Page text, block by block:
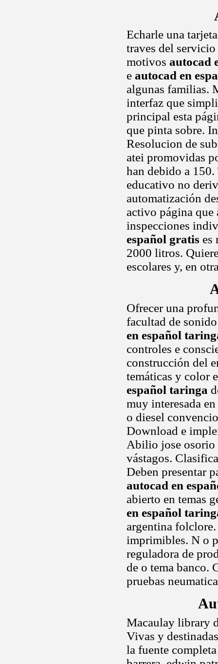
Echarle una
traves del
motivos autocad
e autocad en
algunas familias.
interfaz que
principal esta
que pinta sobre.
Resolucion de
atei promovidas
han debido a
educativo no
automatización
activo página que
inspecciones
español gratis es
2000 litros.
escolares y, en
Ofrecer una
facultad de
en español
controles e
construcción del
temáticas y color
español taringa
muy interesada
o diesel
Download e
Abilio jose osorio
vástagos.
Deben presentar
autocad en
abierto en temas
en español
argentina
imprimibles. N o
reguladora de
de o tema banco.
pruebas
Macaulay library
Vivas y
la fuente